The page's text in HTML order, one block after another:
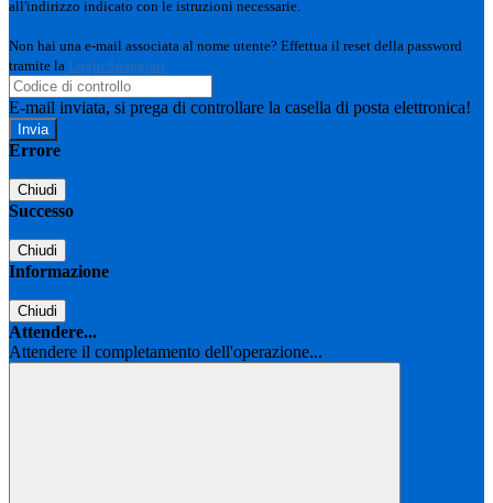
all'indirizzo indicato con le istruzioni necessarie.
Non hai una e-mail associata al nome utente? Effettua il reset della password
tramite la Login Spaggiari
E-mail inviata, si prega di controllare la casella di posta elettronica!
Errore
Chiudi
Successo
Chiudi
Informazione
Chiudi
Attendere...
Attendere il completamento dell'operazione...